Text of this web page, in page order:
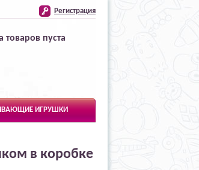
Регистрация
товаров пуста
ИГРУШКИ
в коробке